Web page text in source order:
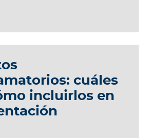
cuáles
incluirlos en